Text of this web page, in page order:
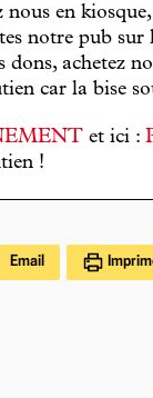
nous en
notre pub sur
dons, achetez
car la bise
et ici :
!
Email